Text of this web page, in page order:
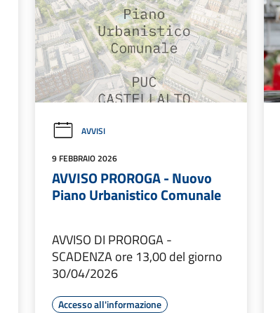
AVVISI
9 FEBBRAIO 2026
AVVISO PROROGA - Nuovo
Piano Urbanistico Comunale
AVVISO DI PROROGA -
SCADENZA ore 13,00 del giorno
30/04/2026
Accesso all'informazione